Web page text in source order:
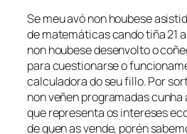
Se meu avó non houbese
de matemáticas cando tiña 21
non houbese desenvolto o
para cuestionarse o
calculadora do seu fillo. Por
non veñen programadas
que representa os intereses
de quen as vende, porén